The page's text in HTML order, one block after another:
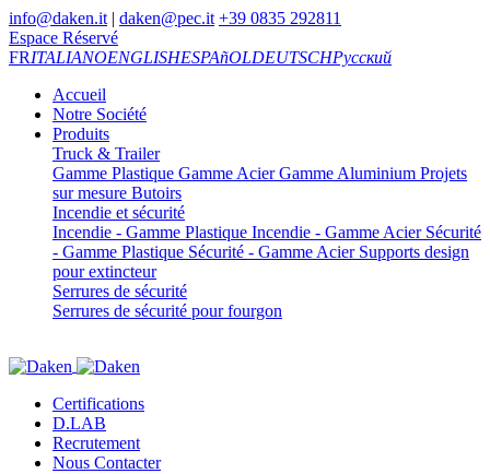
info@daken.it | daken@pec.it +39 0835 292811
Espace Réservé
FRITALIANOENGLISHESPAñOLDEUTSCHРусский
Accueil
Notre Société
Produits
Truck & Trailer
Gamme Plastique Gamme AcierGamme Aluminium Projets
sur mesure Butoirs
Incendie et sécurité
Incendie - Gamme Plastique Incendie - Gamme AcierSécurité
- Gamme Plastique Sécurité - Gamme AcierSupports design
pour extincteur
Serrures de sécurité
Serrures de sécurité pour fourgon
Certifications
D.LAB
Recrutement
Nous Contacter